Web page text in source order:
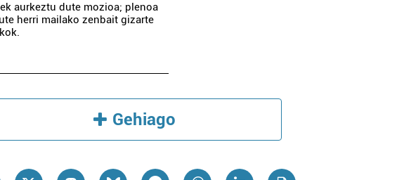
aurkeztu dute mozioa; plenoa
herri mailako zenbait gizarte
Gehiago